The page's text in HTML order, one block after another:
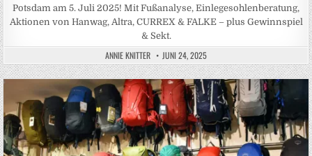
Potsdam am 5. Juli 2025! Mit Fußanalyse, Einlegesohlenberatung,
Aktionen von Hanwag, Altra, CURREX & FALKE – plus Gewinnspiel
& Sekt.
ANNIE KNITTER JUNI 24, 2025
Posted in